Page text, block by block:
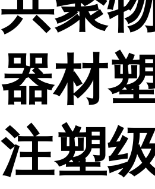
器材
注塑